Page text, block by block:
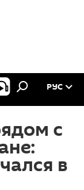
РУС
с
в